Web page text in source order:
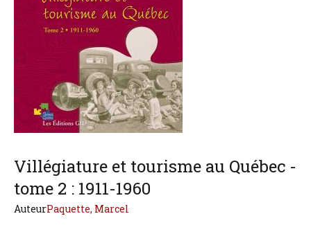
Villégiature et tourisme au Québec -
tome 2 : 1911-1960
AuteurPaquette, Marcel